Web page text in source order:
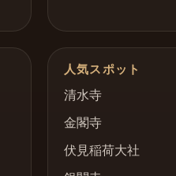
人気スポット
清水寺
金閣寺
伏見稲荷大社